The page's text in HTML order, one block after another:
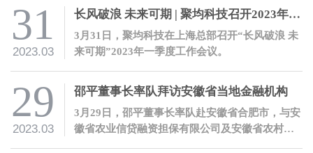
31
2023.03
长风破浪 未来可期 | 聚均科技召开2023年一季度工作会议
3月31日，聚均科技在上海总部召开“长风破浪 未
来可期”2023年一季度工作会议。
29
2023.03
邵平董事长率队拜访安徽省当地金融机构
3月29日，邵平董事长率队赴安徽省合肥市，与安
徽省农业信贷融资担保有限公司及安徽省农村信